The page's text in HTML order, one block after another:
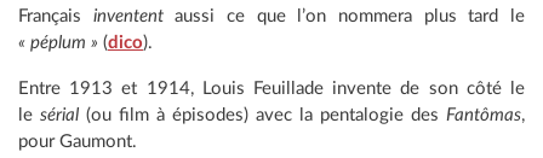
Français invententaussi ce que l’on nommera plus tard le
« péplum » (dico).
Entre 1913 et 1914, Louis Feuillade invente de son côté le
le sérial (ou film à épisodes) avec la pentalogie des Fantômas,
pour Gaumont.